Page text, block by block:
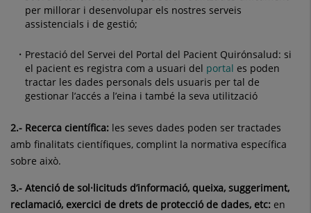
per millorar i desenvolupar els nostres serveis
assistencials i de gestió;
Prestació del Servei del Portal del Pacient Quirónsalud: si
el pacient es registra com a usuari del portal es poden
tractar les dades personals dels usuaris per tal de
gestionar l’accés a l’eina i també la seva utilització
2.- Recerca científica: les seves dades poden ser tractades
amb finalitats científiques, complint la normativa específica
sobre això.
3.- Atenció de sol·licituds d’informació, queixa, suggeriment,
reclamació, exercici de drets de protecció de dades, etc: en